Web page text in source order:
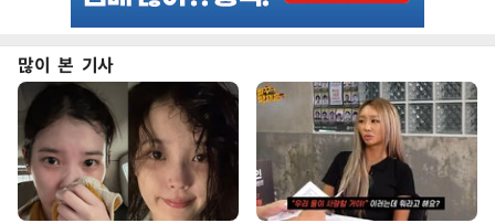
많이 본 기사